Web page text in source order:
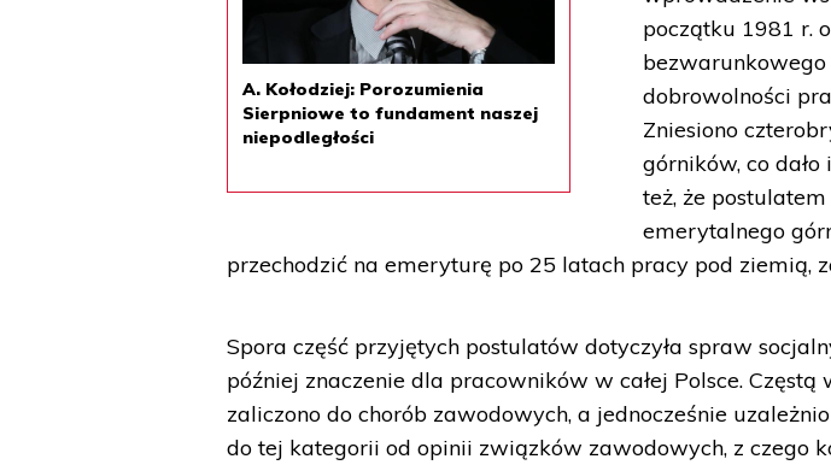
A. Kołodziej: Porozumienia
Sierpniowe to fundament naszej
niepodległości
początku 1981 r.
dobrowolności
Zniesiono
górników, co
też, że
emerytalnego
przechodzić na emeryturę po 25 latach pracy pod ziemią,
Spora część przyjętych postulatów dotyczyła spraw
później znaczenie dla pracowników w całej Polsce.
zaliczono do chorób zawodowych, a jednocześnie
do tej kategorii od opinii związków zawodowych, z czego